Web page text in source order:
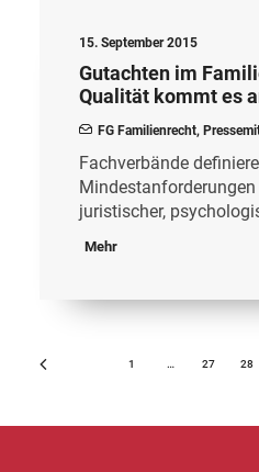
15. September 2015
Gutachten im
Qualität kommt es
FG Familienrecht,
Fachverbände
Mindestanforderungen
juristischer,
Mehr
1 … 27 28